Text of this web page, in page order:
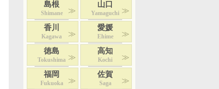
島根
Shimane
山口
Yamaguchi
香川
Kagawa
愛媛
Ehime
徳島
Tokushima
高知
Kochi
福岡
Fukuoka
佐賀
Saga